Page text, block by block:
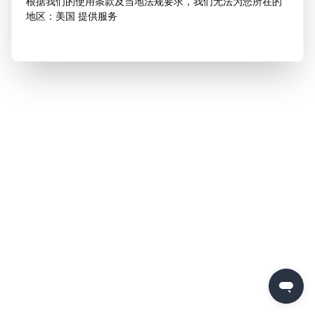
地区：美国 提供服务